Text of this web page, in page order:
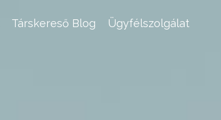
Társkereső Blog Ügyfélszolgálat